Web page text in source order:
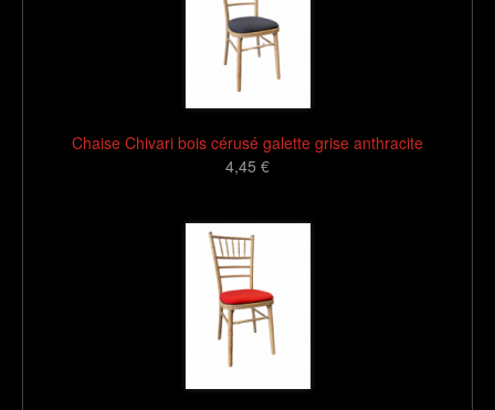
Chaise Chivari bois cérusé galette grise anthracite
4,45 €